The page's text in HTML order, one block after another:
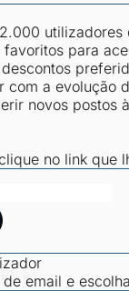
utilizadores
favoritos para
com a evolução
novos postos
no link que
email e